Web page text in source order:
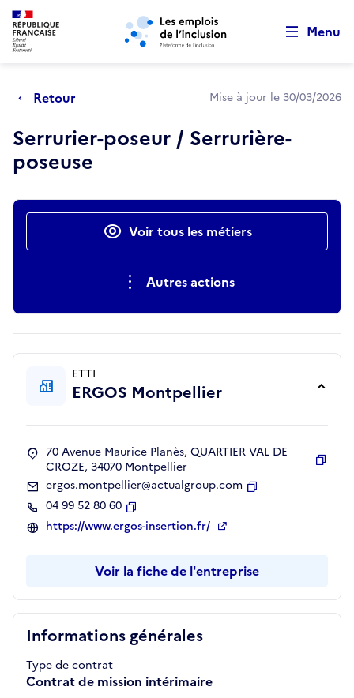
Aller au menu principal Aller au contenu principal
Menu
Retour Mise à jour le 30/03/2026
Serrurier-poseur / Serrurière-
poseuse
Actions rapidesVoir tous les métiers
Autres actions
Informations générales
Type de contrat
Contrat de mission intérimaire
ETTI
ERGOS Montpellier
70 Avenue Maurice Planès, QUARTIER VAL DE
CROZE, 34070 Montpellier
ergos.montpellier@actualgroup.com
04 99 52 80 60
Copier
https://www.ergos-insertion.fr/
Voir la fiche de l'entreprise
Retour au début de la page
Panneau de gestion des cookies